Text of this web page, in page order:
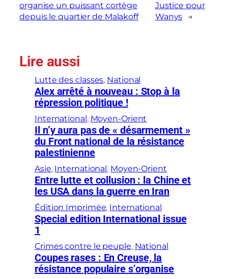
organise un puissant cortège
depuis le quartier de Malakoff
Justice pour
Wanys
→
Lire aussi
Lutte des classes, National
Alex arrêté à nouveau : Stop à la
répression politique !
International , Moyen-Orient
Il n’y aura pas de « désarmement »
du Front national de la résistance
palestinienne
Asie, International , Moyen-Orient
Entre lutte et collusion : la Chine et
les USA dans la guerre en Iran
Édition Imprimée, International
Special edition International issue
1
Crimes contre le peuple, National
Coupes rases : En Creuse, la
résistance populaire s’organise